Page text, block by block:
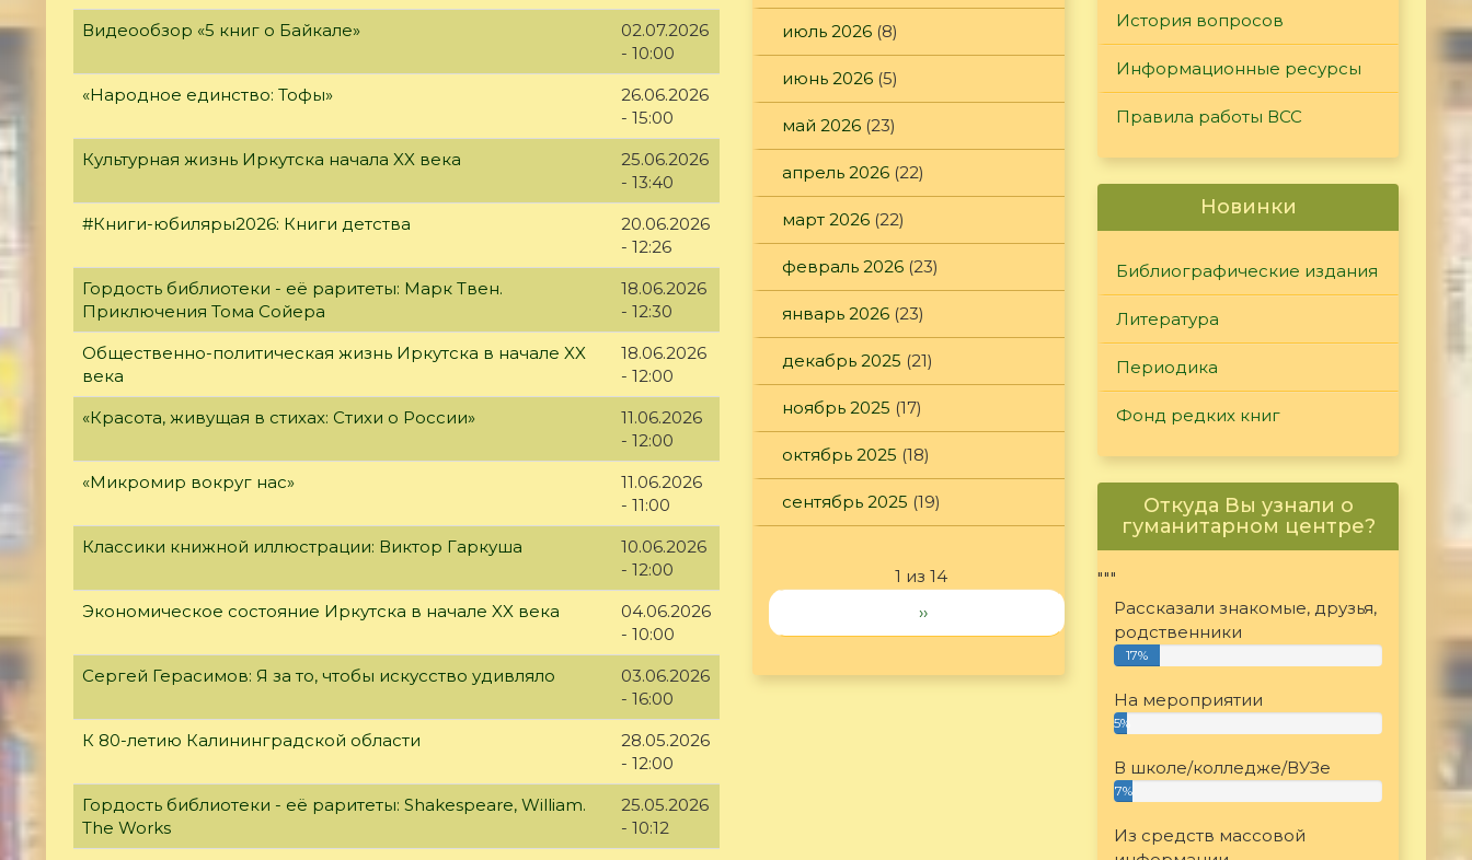
Видеообзор «5 книг о Байкале»
02.07.2026
- 10:00
«Народное единство: Тофы»
26.06.2026
- 15:00
Культурная жизнь Иркутска начала XX века
25.06.2026
- 13:40
#Книги-юбиляры2026: Книги детства
20.06.2026
- 12:26
Гордость библиотеки - её раритеты: Марк Твен.
Приключения Тома Сойера
18.06.2026
- 12:30
Общественно-политическая жизнь Иркутска в начале XX
века
18.06.2026
- 12:00
«Красота, живущая в стихах: Стихи о России»
11.06.2026
- 12:00
«Микромир вокруг нас»
11.06.2026
- 11:00
Классики книжной иллюстрации: Виктор Гаркуша
10.06.2026
- 12:00
Экономическое состояние Иркутска в начале XX века
04.06.2026
- 10:00
Сергей Герасимов: Я за то, чтобы искусство удивляло
03.06.2026
- 16:00
К 80-летию Калининградской области
28.05.2026
- 12:00
Гордость библиотеки - её раритеты: Shakespeare, William.
The Works
25.05.2026
- 10:12
июль 2026 (8)
июнь 2026 (5)
май 2026 (23)
апрель 2026 (22)
март 2026 (22)
февраль 2026 (23)
январь 2026 (23)
декабрь 2025 (21)
ноябрь 2025 (17)
октябрь 2025 (18)
сентябрь 2025 (19)
1 из 14
››
История вопросов
Информационные ресурсы
Правила работы ВСС
Новинки
Библиографические издания
Литература
Периодика
Фонд редких книг
Откуда Вы узнали о
гуманитарном центре?
"""
Рассказали знакомые, друзья,
родственники
17%
На мероприятии
5%
В школе/колледже/ВУЗе
7%
Из средств массовой